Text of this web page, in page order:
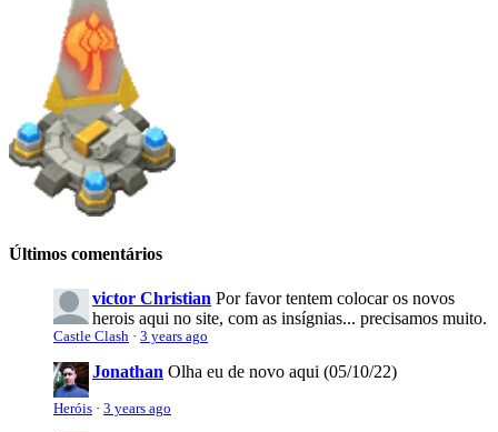
Últimos comentários
victor Christian Por favor tentem colocar os novos
herois aqui no site, com as insígnias... precisamos muito.
Castle Clash · 3 years ago
Jonathan Olha eu de novo aqui (05/10/22)
Heróis · 3 years ago